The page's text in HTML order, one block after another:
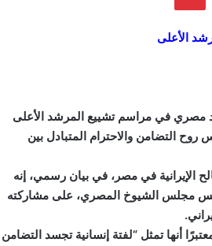
الأعلى
في مراسم تشييع المرشد الأعلى
روح التضامن والاحترام المتبادل بين
الإيرانية في مصر، في بيان رسمي، إنه
مجلس الشيوخ المصري، على مشاركته
أنها تمثل “لفتة إنسانية تجسد التضامن